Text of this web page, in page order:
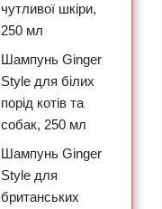
чутливої шкіри,
250 мл
Шампунь Ginger
Style для білих
порід котів та
собак, 250 мл
Шампунь Ginger
Style для
британських